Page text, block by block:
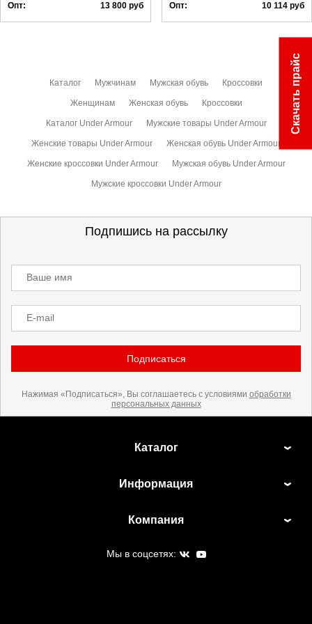
Опт: 13 800руб Опт: 10 114 руб
Каталог Мужчинам Мужская обувь Кроссовки
Женщинам Женская обувь Кроссовки
Каталог Under Armour Мужские товары Under Armour
Женские товары Under Armour Женская обувь Under Armour
Женские кроссовки Under Armour Мужская обувь Under Armour
Мужские кроссовки Under Armour
Подпишись на рассылку
Ваше имя
E-mail
Подписаться
Нажимая «Подписаться», Вы соглашаетесь с условиями обработки
персональных данных
Каталог
Информация
Компания
Мы в соцсетях:
Скачать прайс